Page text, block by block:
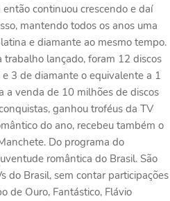
continuou crescendo e daí
mantendo todos os anos uma
e diamante ao mesmo tempo.
trabalho lançado, foram 12 discos
3 de diamante o equivalente a 1
a venda de 10 milhões de discos
ganhou troféus da TV
do ano, recebeu também o
Do programa do
romântica do Brasil. São
do Brasil, sem contar participações
de Ouro, Fantástico, Flávio